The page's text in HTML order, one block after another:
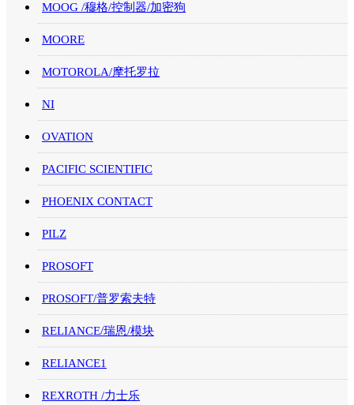
MOOG /穆格/控制器/加密狗
MOORE
MOTOROLA/摩托罗拉
NI
OVATION
PACIFIC SCIENTIFIC
PHOENIX CONTACT
PILZ
PROSOFT
PROSOFT/普罗索夫特
RELIANCE/瑞恩/模块
RELIANCE1
REXROTH /力士乐